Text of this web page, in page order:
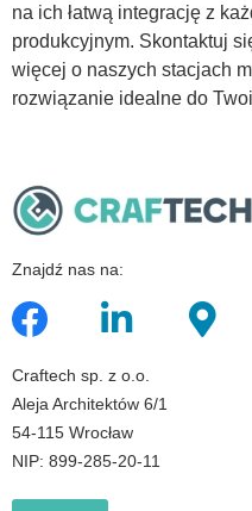
na ich łatwą integrację z
produkcyjnym. Skontaktuj
więcej o naszych stacjach
rozwiązanie idealne do
Znajdź nas na:
Craftech sp. z o.o.
Aleja Architektów 6/1
54-115 Wrocław
NIP: 899-285-20-11